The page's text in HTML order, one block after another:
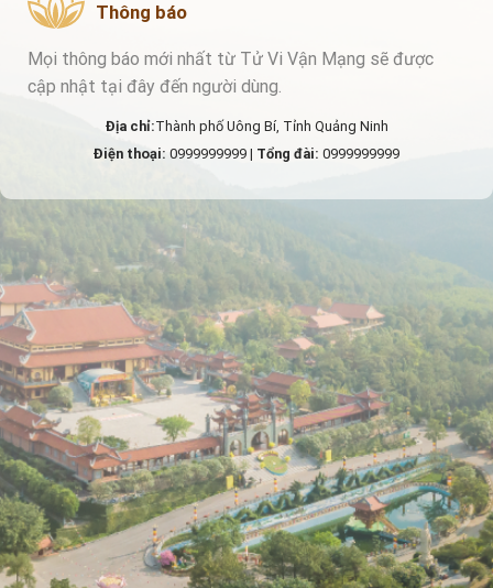
Thông báo
Mọi thông báo mới nhất từ Tử Vi Vận Mạng sẽ được
cập nhật tại đây đến người dùng.
Địa chỉ:Thành phố Uông Bí, Tỉnh Quảng Ninh
Điện thoại: 0999999999 | Tổng đài: 0999999999